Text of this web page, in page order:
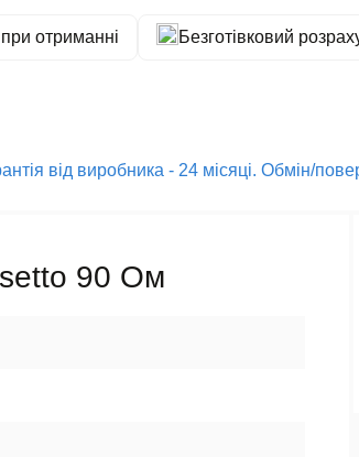
отриманні Безготівковий
від виробника - 24 місяці. Обмін/
90 Ом